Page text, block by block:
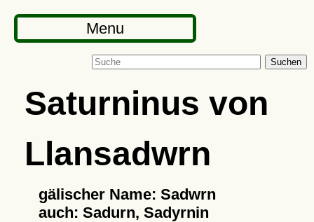
Menu
Suchen
Saturninus von
Llansadwrn
gälischer Name: Sadwrn
auch: Sadurn, Sadyrnin